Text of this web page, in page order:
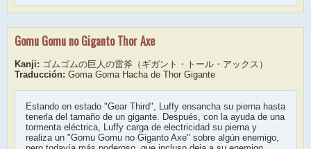
Gomu Gomu no Giganto Thor Axe
Kanji: ゴムゴムの巨人の雷斧（ギガント・トール・アックス）
Traducción: Goma Goma Hacha de Thor Gigante
Estando en estado "Gear Third", Luffy ensancha su pierna hasta
tenerla del tamaño de un gigante. Después, con la ayuda de una
tormenta eléctrica, Luffy carga de electricidad su pierna y
realiza un "Gomu Gomu no Giganto Axe" sobre algún enemigo,